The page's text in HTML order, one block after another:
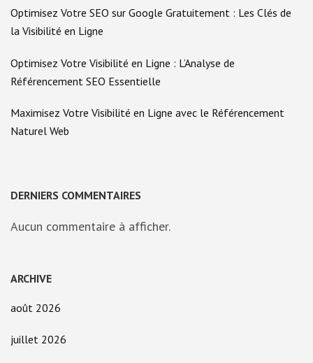
Optimisez Votre SEO sur Google Gratuitement : Les Clés de
la Visibilité en Ligne
Optimisez Votre Visibilité en Ligne : L’Analyse de
Référencement SEO Essentielle
Maximisez Votre Visibilité en Ligne avec le Référencement
Naturel Web
DERNIERS COMMENTAIRES
Aucun commentaire à afficher.
ARCHIVE
août 2026
juillet 2026